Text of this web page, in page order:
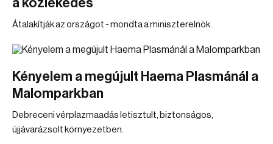
a közlekedés
Átalakítják az országot - mondta a miniszterelnök.
Kényelem a megújult Haema Plasmánál a
Malomparkban
Debreceni vérplazmaadás letisztult, biztonságos,
újjávarázsolt környezetben.